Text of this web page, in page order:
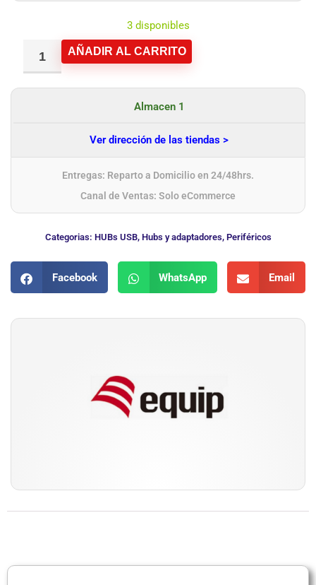
3 disponibles
AÑADIR AL CARRITO
Almacen 1
Ver dirección de las tiendas >
Entregas: Reparto a Domicilio en 24/48hrs.
Canal de Ventas: Solo eCommerce
Categorias: HUBs USB, Hubs y adaptadores, Periféricos
Facebook WhatsApp Email